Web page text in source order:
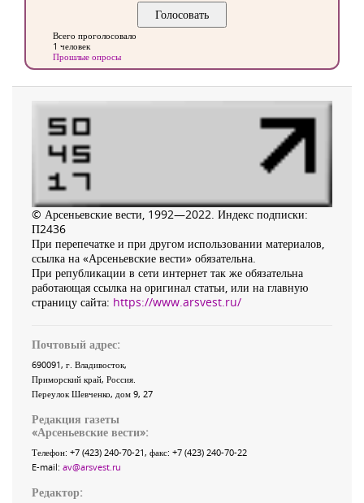
Всего проголосовало
1 человек
Прошлые опросы
© Арсеньевские вести, 1992—2022. Индекс подписки:
П2436
При перепечатке и при другом использовании материалов,
ссылка на «Арсеньевские вести» обязательна.
При републикации в сети интернет так же обязательна
работающая ссылка на оригинал статьи, или на главную
страницу сайта: https://www.arsvest.ru/
Почтовый адрес:
690091, г. Владивосток,
Приморский край, Россия
Переулок Шевченко, дом 9, 27
Редакция газеты
«Арсеньевские вести»:
Телефон: +7 (423) 240-70-21, факс: +7 (423) 240-70-22
E-mail: av@arsvest.ru
Редактор: